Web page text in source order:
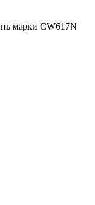
марки CW617N